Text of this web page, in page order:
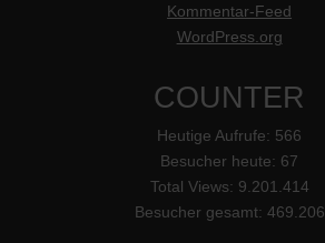
Kommentar-Feed
WordPress.org
COUNTER
Heutige Aufrufe: 566
Besucher heute: 67
Total Views: 9.201.414
Besucher gesamt: 469.206